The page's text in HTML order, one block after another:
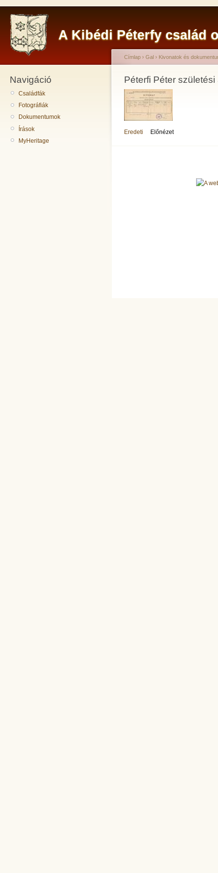
A Kibédi Péterfy család
Navigáció
Családfák
Fotográfiák
Dokumentumok
Írások
MyHeritage
Címlap › Gal › Kivonatok és
Péterfi Péter
Eredeti Előnézet